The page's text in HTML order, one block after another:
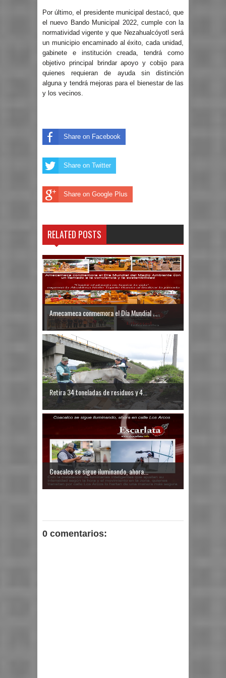
Por último, el presidente municipal destacó, que
el nuevo Bando Municipal 2022, cumple con la
normatividad vigente y que Nezahualcóyotl será
un municipio encaminado al éxito, cada unidad,
gabinete e institución creada, tendrá como
objetivo principal brindar apoyo y cobijo para
quienes requieran de ayuda sin distinción
alguna y tendrá mejoras para el bienestar de las
y los vecinos.
Share on Facebook
Share on Twitter
Share on Google Plus
RELATED POSTS
Amecameca conmemora el Día Mundial ...
Retira 34 toneladas de residuos y 4...
Coacalco se sigue iluminando, ahora...
0 comentarios: